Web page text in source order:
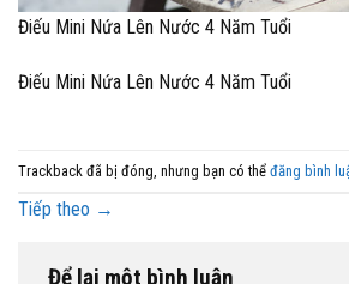
Điếu Mini Nứa Lên Nước 4 Năm Tuổi
Điếu Mini Nứa Lên Nước 4 Năm Tuổi
Trackback đã bị đóng, nhưng bạn có thể đăng bình
Tiếp theo →
Để lại một bình luận